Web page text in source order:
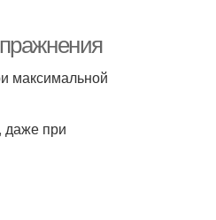
максимальной
даже при